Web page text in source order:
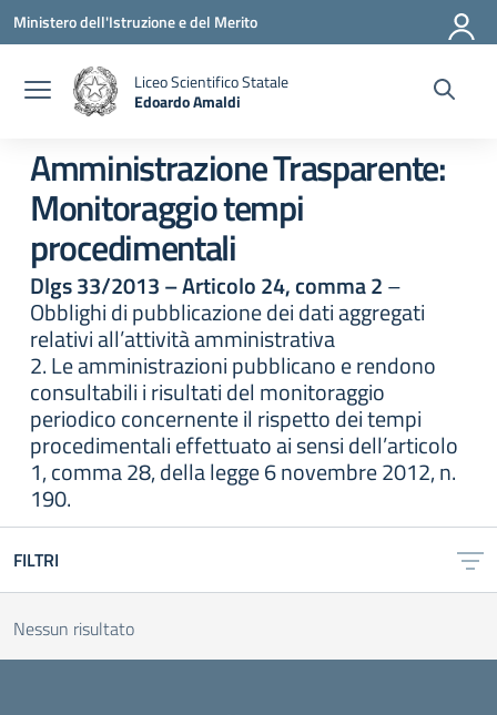
Vai ai contenuti
Vai al menu di navigazione
Vai al footer
Ministero dell'Istruzione e del Merito
Liceo Scientifico Statale
Edoardo Amaldi
Amministrazione Trasparente:
Monitoraggio tempi
procedimentali
Dlgs 33/2013 – Articolo 24, comma 2–
Obblighi di pubblicazione dei dati aggregati
relativi all’attività amministrativa
2. Le amministrazioni pubblicano e rendono
consultabili i risultati del monitoraggio
periodico concernente il rispetto dei tempi
procedimentali effettuato ai sensi dell’articolo
1, comma 28, della legge 6 novembre 2012, n.
190.
FILTRI
Nessun risultato